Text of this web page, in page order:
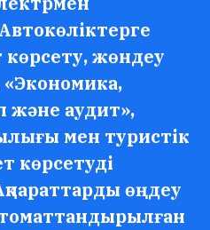
көрсету, жөндеу
және аудит»,
мен туристік
көрсетуді
өңдеу